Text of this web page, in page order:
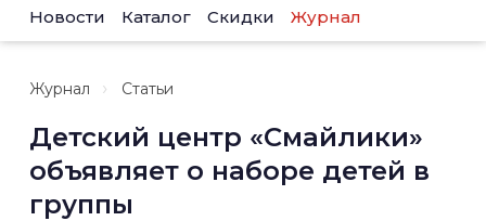
Новости Каталог Скидки Журнал
Журнал Статьи
Детский центр «Смайлики»
объявляет о наборе детей в
группы